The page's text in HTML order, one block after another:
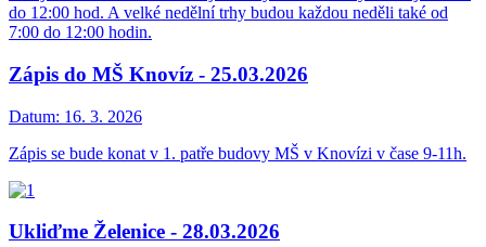
do 12:00 hod. A velké nedělní trhy budou každou neděli také od
7:00 do 12:00 hodin.
Zápis do MŠ Knovíz - 25.03.2026
Datum: 16. 3. 2026
Zápis se bude konat v 1. patře budovy MŠ v Knovízi v čase 9-11h.
Ukliďme Želenice - 28.03.2026